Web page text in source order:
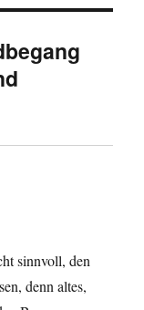
sinnvoll, den
denn altes,